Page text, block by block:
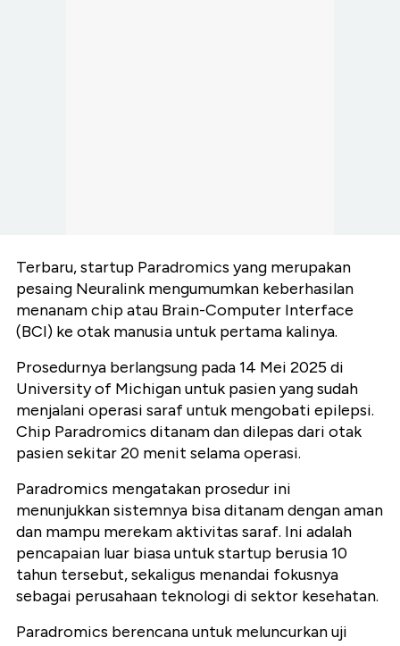
Terbaru, startup Paradromics yang merupakan
pesaing Neuralink mengumumkan keberhasilan
menanam chip atau Brain-Computer Interface
(BCI) ke otak manusia untuk pertama kalinya.
Prosedurnya berlangsung pada 14 Mei 2025 di
University of Michigan untuk pasien yang sudah
menjalani operasi saraf untuk mengobati epilepsi.
Chip Paradromics ditanam dan dilepas dari otak
pasien sekitar 20 menit selama operasi.
Paradromics mengatakan prosedur ini
menunjukkan sistemnya bisa ditanam dengan aman
dan mampu merekam aktivitas saraf. Ini adalah
pencapaian luar biasa untuk startup berusia 10
tahun tersebut, sekaligus menandai fokusnya
sebagai perusahaan teknologi di sektor kesehatan.
Paradromics berencana untuk meluncurkan uji